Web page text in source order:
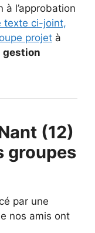
à l’approbation
texte ci-joint,
projet à
gestion
(12)
groupes
par une
nos amis ont